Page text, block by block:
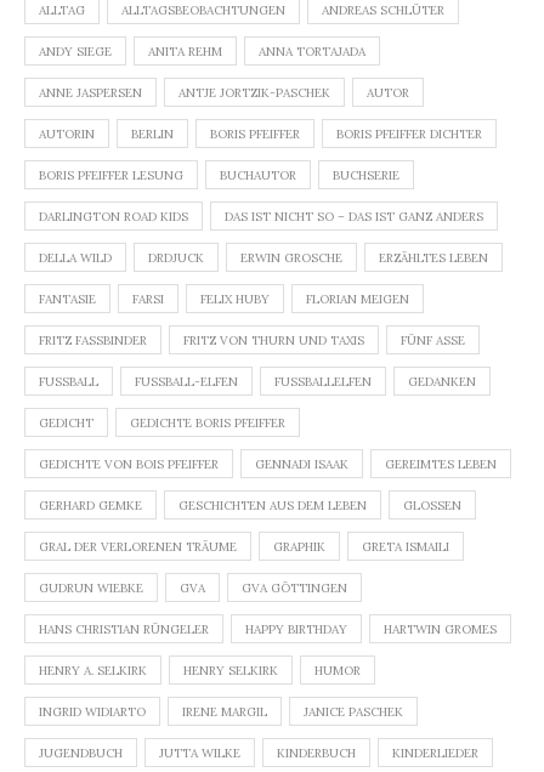
ALLTAG ALLTAGSBEOBACHTUNGEN ANDREAS SCHLÜTER
ANDY SIEGE ANITA REHM ANNA TORTAJADA
ANNE JASPERSEN ANTJE JORTZIK-PASCHEK AUTOR
AUTORIN BERLIN BORIS PFEIFFER BORIS PFEIFFER DICHTER
BORIS PFEIFFER LESUNG BUCHAUTOR BUCHSERIE
DARLINGTON ROAD KIDS DAS IST NICHT SO – DAS IST GANZ ANDERS
DELLA WILD DRDJUCK ERWIN GROSCHE ERZÄHLTES LEBEN
FANTASIE FARSI FELIX HUBY FLORIAN MEIGEN
FRITZ FASSBINDER FRITZ VON THURN UND TAXIS FÜNF ASSE
FUSSBALL FUSSBALL-ELFEN FUSSBALLELFEN GEDANKEN
GEDICHT GEDICHTE BORIS PFEIFFER
GEDICHTE VON BOIS PFEIFFER GENNADI ISAAK GEREIMTES LEBEN
GERHARD GEMKE GESCHICHTEN AUS DEM LEBEN GLOSSEN
GRAL DER VERLORENEN TRÄUME GRAPHIK GRETA ISMAILI
GUDRUN WIEBKE GVA GVA GÖTTINGEN
HANS CHRISTIAN RÜNGELER HAPPY BIRTHDAY HARTWIN GROMES
HENRY A. SELKIRK HENRY SELKIRK HUMOR
INGRID WIDIARTO IRENE MARGIL JANICE PASCHEK
JUGENDBUCH JUTTA WILKE KINDERBUCH KINDERLIEDER